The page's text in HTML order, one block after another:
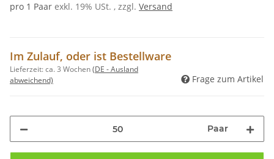
pro 1 Paar exkl. 19% USt. , zzgl. Versand
Im Zulauf, oder ist Bestellware
Lieferzeit:ca. 3 Wochen(DE - Ausland
abweichend)
Frage zum Artikel
Paar